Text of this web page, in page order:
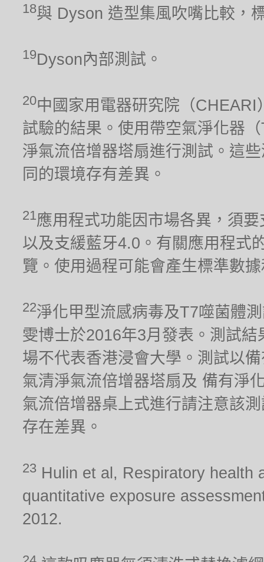
18與 Dyson 造型集風吹嘴比較，
19Dyson內部測試。
20中國家用電器研究院（
試驗的結果。使用帶空氣淨化器
淨氣流倍增器塔扇進行測試。這
同的環境存有差異。
21應用程式功能因市場各異，須
以及支緩藍牙4.0。有關應用程式
覽。使用過程可能會產生標準數
22淨化甲型流感病毒及T7噬菌體
雯博士於2016年3月發表。測試
場不代表香港浸會大學。測試以
氣清淨氣流倍增器塔扇及 備有淨
氣流倍增器桌上式進行請注意該
存在差異。
23 Hulin et al, Respiratory health
quantitative exposure
2012.